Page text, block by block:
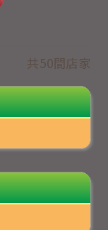
共50間店家